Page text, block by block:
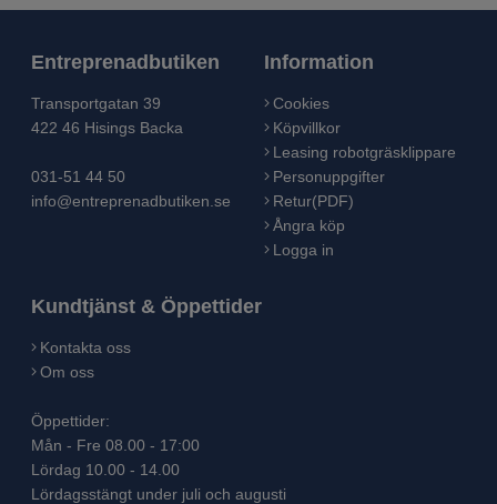
Entreprenadbutiken
Transportgatan 39
422 46 Hisings Backa
031-51 44 50
info@entreprenadbutiken.se
Information
Cookies
Köpvillkor
Leasing robotgräsklippare
Personuppgifter
Retur(PDF)
Ångra köp
Logga in
Kundtjänst & Öppettider
Kontakta oss
Om oss
Öppettider:
Mån - Fre 08.00 - 17:00
Lördag 10.00 - 14.00
Lördagsstängt under juli och augusti